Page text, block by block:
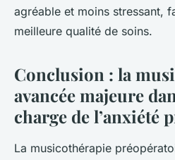
agréable et moins stressant,
meilleure qualité de soins.
Conclusion : la
avancée majeure
charge de l’anxiété
La musicothérapie